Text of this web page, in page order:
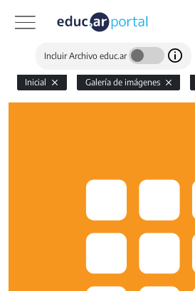
Incluir Archivo educ.ar
Inicial Galería de imágenes